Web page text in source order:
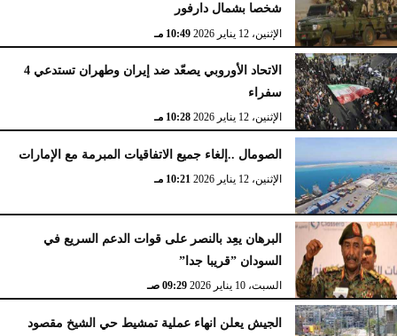
شخصا بشمال دارفور
الإثنين، 12 يناير 2026 10:49 مـ
الاتحاد الأوروبي يصعّد ضد إيران وطهران تستدعي 4
سفراء
الإثنين، 12 يناير 2026 10:28 مـ
الصومال ..إلغاء جميع الاتفاقيات المبرمة مع الإمارات
الإثنين، 12 يناير 2026 10:21 مـ
البرهان يعِد بالنصر على قوات الدعم السريع في
السودان ”قريبا جدا”
السبت، 10 يناير 2026 09:29 صـ
الجيش يعلن انهاء عملية تمشيط حي الشيخ مقصود